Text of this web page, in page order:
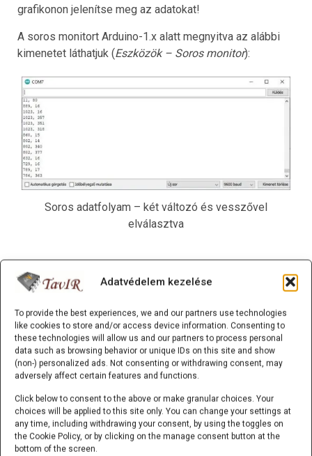
Adatvédelem kezelése
To provide the best experiences, we and our partners use technologies
like cookies to store and/or access device information. Consenting to
these technologies will allow us and our partners to process personal
data such as browsing behavior or unique IDs on this site and show
(non-) personalized ads. Not consenting or withdrawing consent, may
adversely affect certain features and functions.
Click below to consent to the above or make granular choices. Your
choices will be applied to this site only. You can change your settings at
any time, including withdrawing your consent, by using the toggles on
the Cookie Policy, or by clicking on the manage consent button at the
bottom of the screen.
grafikonon jelenítse meg az adatokat!
A soros monitort Arduino-1.x alatt megnyitva az alábbi
kimenetet láthatjuk (Eszközök – Soros monitor):
Soros adatfolyam – két változó és vesszővel
elválasztva
Több adatsor kezelése és
előkészítése
Az Arduino Serial Plotter egyik legnagyobb előnye, hogy
egyszerre több adatfolyamot is képes megjeleníteni. Ez
különösen hasznos, ha egy projekt során több szenzort
használunk, és szeretnénk összehasonlítani azok
adatait, vagy ha több változót követünk nyomon egy
időben. Ahhoz, hogy több adatot egyszerre
megjeleníthessünk, a különböző adatfolyamokat
valamilyen elválasztó karakterrel kell elküldenünk, majd a